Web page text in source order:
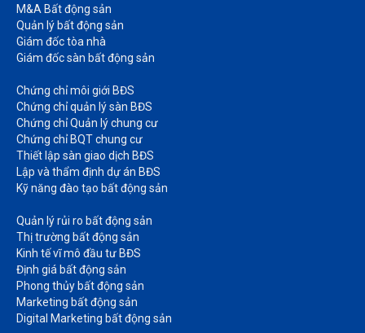
M&A Bất động sản​
Quản lý bất động sản
Giám đốc tòa nhà​
Giám đốc sàn bất động sản
Chứng chỉ môi giới BĐS​
Chứng chỉ quản lý sàn BĐS
Chứng chỉ Quản lý chung cư​
Chứng chỉ BQT chung cư​
Thiết lập sàn giao dịch BĐS​
Lập và thẩm định dự án BĐS​
Kỹ năng đào tạo bất động sản​
Quản lý rủi ro bất động sản​
Thị trường bất động sản​
Kinh tế vĩ mô đầu tư BĐS​
Định giá bất động sản​
Phong thủy bất động sản​
Marketing bất động sản​
Digital Marketing bất động sản​